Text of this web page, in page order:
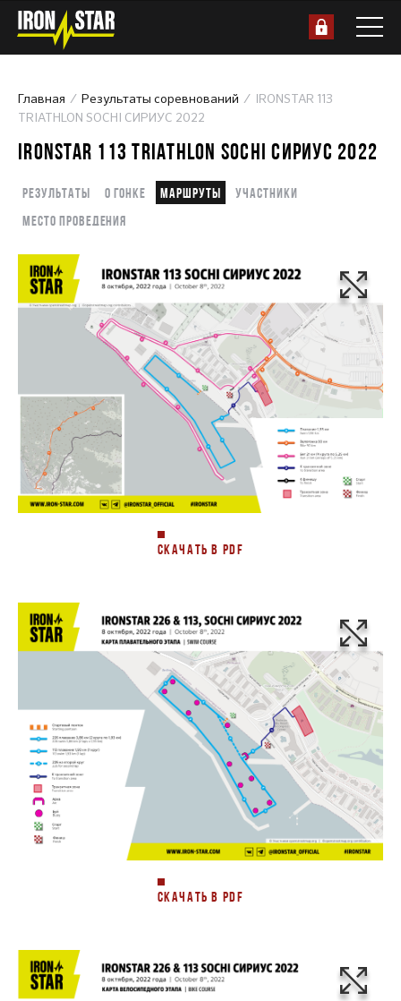
Главная Результаты соревнований
IRONSTAR 113
TRIATHLON SOCHI СИРИУС 2022
IRONSTAR 113 TRIATHLON SOCHI СИРИУС 2022
Результаты О гонке Маршруты
Участники
Место проведения
СКАЧАТЬ В PDF
СКАЧАТЬ В PDF